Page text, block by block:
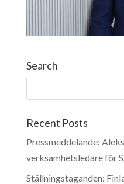
Search
Recent Posts
Pressmeddelande:
verksamhetsledare för
Ställningstaganden: